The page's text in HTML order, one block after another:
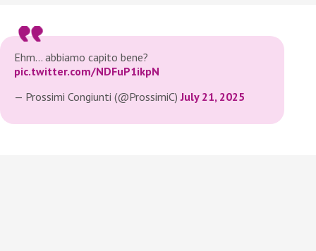
Ehm… abbiamo capito bene?
pic.twitter.com/NDFuP1ikpN
— Prossimi Congiunti (@ProssimiC)July 21, 2025